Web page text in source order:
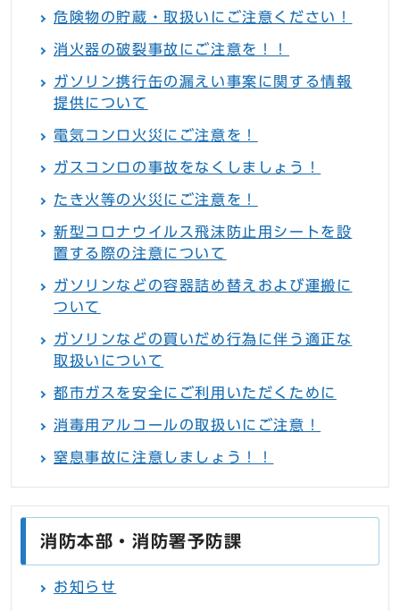
危険物の貯蔵・取扱いにご注意ください！
消火器の破裂事故にご注意を！！
ガソリン携行缶の漏えい事案に関する情報
提供について
電気コンロ火災にご注意を！
ガスコンロの事故をなくしましょう！
たき火等の火災にご注意を！
新型コロナウイルス飛沫防止用シートを設
置する際の注意について
ガソリンなどの容器詰め替えおよび運搬に
ついて
ガソリンなどの買いだめ行為に伴う適正な
取扱いについて
都市ガスを安全にご利用いただくために
消毒用アルコールの取扱いにご注意！
窒息事故に注意しましょう！！
消防本部・消防署予防課
お知らせ